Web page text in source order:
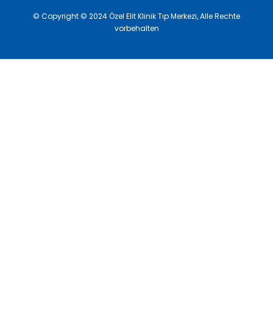
© Copyright © 2024 Özel Elit Klinik Tıp Merkezi, Alle Rechte
vorbehalten